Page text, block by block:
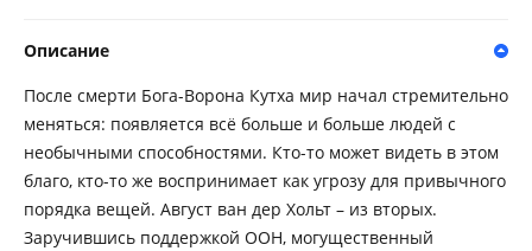
Описание
После смерти Бога-Ворона Кутха мир начал стремительно
меняться: появляется всё больше и больше людей с
необычными способностями. Кто-то может видеть в этом
благо, кто-то же воспринимает как угрозу для привычного
порядка вещей. Август ван дер Хольт – из вторых.
Заручившись поддержкой ООН, могущественный